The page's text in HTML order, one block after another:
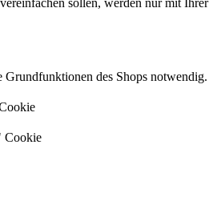
sollen, werden nur mit Ihrer
Grundfunktionen des Shops notwendig.
Cookie